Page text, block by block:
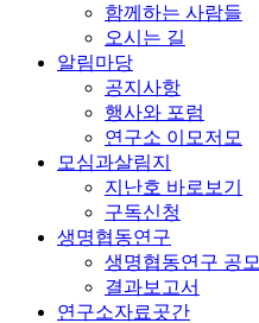
함께하는 사람들
오시는 길
알림마당
공지사항
행사와 포럼
연구소 이모저모
모심과살림지
지난호 바로보기
구독신청
생명협동연구
생명협동연구 공모
결과보고서
연구소자료곳간